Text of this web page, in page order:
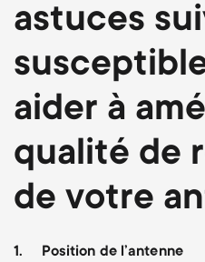
astuces
aider à
qualité de
de votre
1.
Position de l’antenne